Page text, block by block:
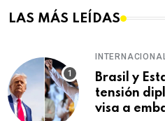
LAS MÁS LEÍDAS
Brasil y
tensión
visa a